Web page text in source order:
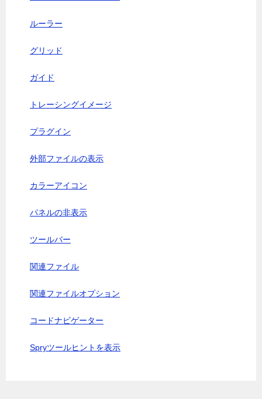
ルーラー
グリッド
ガイド
トレーシングイメージ
プラグイン
外部ファイルの表示
カラーアイコン
パネルの非表示
ツールバー
関連ファイル
関連ファイルオプション
コードナビゲーター
Spryツールヒントを表示